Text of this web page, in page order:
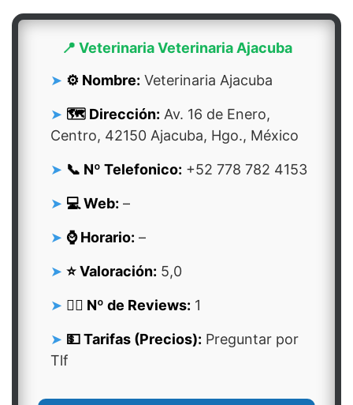
📍 Veterinaria Veterinaria Ajacuba
⚙️ Nombre: Veterinaria Ajacuba
🗺️ Dirección: Av. 16 de Enero,
Centro, 42150 Ajacuba, Hgo., México
📞 Nº Telefonico: +52 778 782 4153
💻 Web: –
⌚ Horario: –
⭐ Valoración: 5,0
👍🏻 Nº de Reviews: 1
💵 Tarifas (Precios): Preguntar por
Tlf